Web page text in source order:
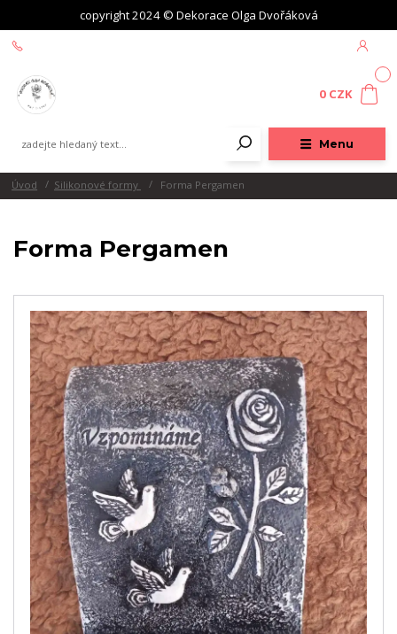
copyright 2024 © Dekorace Olga Dvořáková
Menu
0 CZK
Úvod Silikonové formy Forma Pergamen
Forma Pergamen